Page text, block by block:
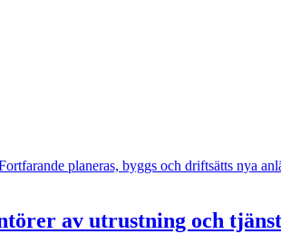
planeras, byggs och driftsätts nya
av utrustning och